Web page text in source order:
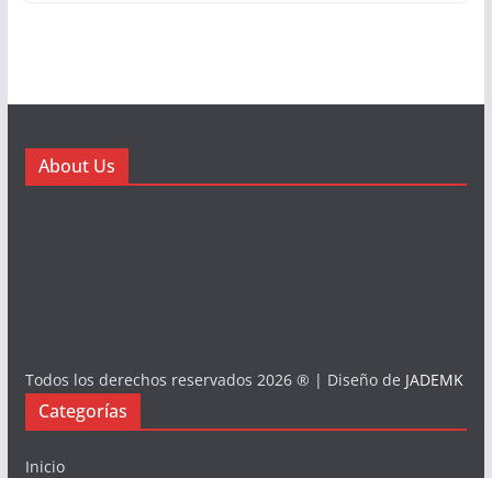
About Us
Todos los derechos reservados 2026 ® | Diseño de JADEMK
Categorías
Inicio